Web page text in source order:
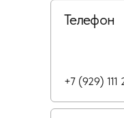
Телефон
+7 (929) 111